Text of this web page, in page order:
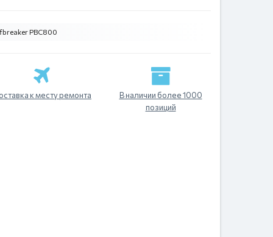
PBC800
к месту ремонта
В наличии более 1000
позиций